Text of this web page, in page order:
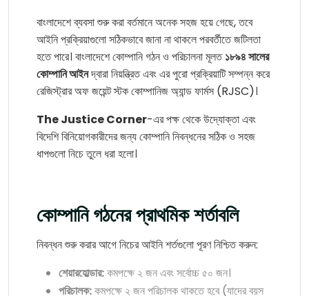
বাংলাদেশে ব্যবসা শুরু করা বর্তমানে অনেক সহজ হয়ে গেছে, তবে
আইনি প্রক্রিয়াগুলো সঠিকভাবে জানা না থাকলে পরবর্তীতে জটিলতা
হতে পারে। বাংলাদেশে কোম্পানি গঠন ও পরিচালনা মূলত১৮৯৪ সালের
কোম্পানি আইনদ্বারা নিয়ন্ত্রিত এবং এর পুরো প্রক্রিয়াটি সম্পন্ন করে
রেজিস্ট্রার অফ জয়েন্ট স্টক কোম্পানিজ অ্যান্ড ফার্মস (RJSC)।
The Justice Corner-এর পক্ষ থেকে উদ্যোক্তা এবং
বিদেশি বিনিয়োগকারীদের জন্য কোম্পানি নিবন্ধনের সঠিক ও সহজ
ধাপগুলো নিচে তুলে ধরা হলো।
কোম্পানি গঠনের প্রাথমিক শর্তাবলি
নিবন্ধন শুরু করার আগে নিচের আইনি শর্তগুলো পূরণ নিশ্চিত করুন:
শেয়ারহোল্ডার:কমপক্ষে ২ জন এবং সর্বোচ্চ ৫০ জন।
পরিচালক:কমপক্ষে ২ জন পরিচালক থাকতে হবে (যাদের বয়স